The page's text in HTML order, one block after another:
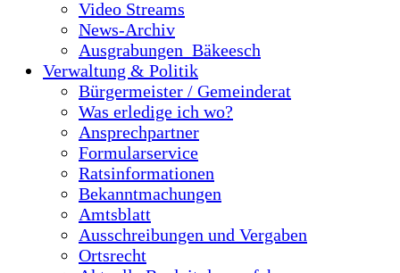
Video Streams
News-Archiv
Ausgrabungen_Bäkeesch
Verwaltung & Politik
Bürgermeister / Gemeinderat
Was erledige ich wo?
Ansprechpartner
Formularservice
Ratsinformationen
Bekanntmachungen
Amtsblatt
Ausschreibungen und Vergaben
Ortsrecht